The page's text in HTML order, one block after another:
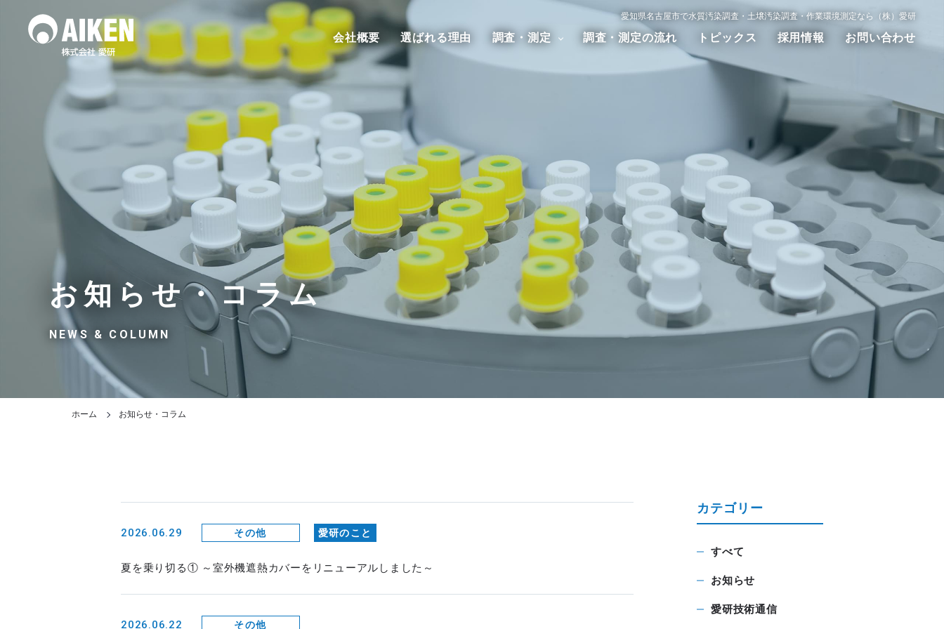
会社概要 選ばれる理由 調査・測定
水質調査 土壌汚染調査
作業環境測定 アスベスト調査 ダイオキシン調査 その他の調査測定
調査・測定の流れ トピックス 採用情報 お問い合わせ
愛知県名古屋市で水質汚染調査・土壌汚染調査・作業環境測定なら（株）愛研
お知らせ・コラム
NEWS & COLUMN
ホーム お知らせ・コラム
2026.06.29 その他 愛研のこと
夏を乗り切る① ～室外機遮熱カバーをリニューアルしました～
2026.06.22 その他
カテゴリー
すべて
お知らせ
愛研技術通信